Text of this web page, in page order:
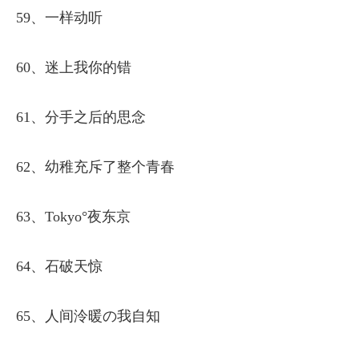
59、一样动听
60、迷上我你的错
61、分手之后的思念
62、幼稚充斥了整个青春
63、Tokyo°夜东京
64、石破天惊
65、人间泠暖の我自知